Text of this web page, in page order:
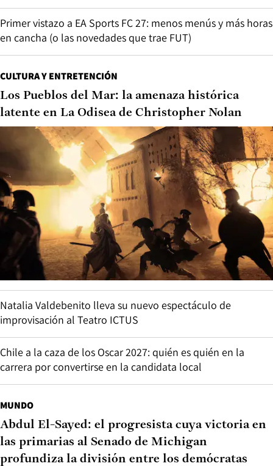
Primer vistazo a EA Sports FC 27: menos menús y más horas
en cancha (o las novedades que trae FUT)
CULTURA Y ENTRETENCIÓN
Los Pueblos del Mar: la amenaza histórica
latente en La Odisea de Christopher Nolan
Natalia Valdebenito lleva su nuevo espectáculo de
improvisación al Teatro ICTUS
Chile a la caza de los Oscar 2027: quién es quién en la
carrera por convertirse en la candidata local
MUNDO
Abdul El-Sayed: el progresista cuya victoria en
las primarias al Senado de Michigan
profundiza la división entre los demócratas